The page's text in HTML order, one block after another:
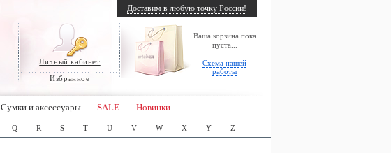
Личный кабинет
Избранное
Ваша корзина пока
пуста...
Схема нашей
работы
Доставим в любую точку России!
Сумки и аксессуары SALE Новинки
Q R S T U V W X Y Z